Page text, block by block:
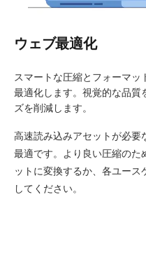
ウェブ最適化
スマートな圧縮とフォーマ
最適化します。視覚的な品質
ズを削減します。
高速読み込みアセットが必要
最適です。より良い圧縮の
ットに変換するか、各ユー
してください。